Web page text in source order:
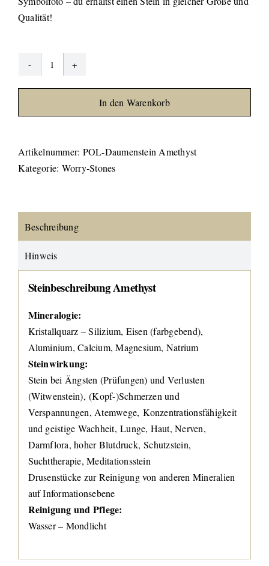
Qualität!
Amethyst
"Worry-
Menge
In den Warenkorb
Artikelnummer: POL-Daumenstein Amethyst
Kategorie: Worry-Stones
Beschreibung
Hinweis
Steinbeschreibung Amethyst
Mineralogie:
Kristallquarz – Silizium, Eisen (farbgebend),
Aluminium, Calcium, Magnesium, Natrium
Steinwirkung:
Stein bei Ängsten (Prüfungen) und Verlusten
(Witwenstein), (Kopf-)Schmerzen und
Verspannungen, Atemwege, Konzentrationsfähigkeit
und geistige Wachheit, Lunge, Haut, Nerven,
Darmflora, hoher Blutdruck, Schutzstein,
Suchttherapie, Meditationsstein
Drusenstücke zur Reinigung von anderen Mineralien
auf Informationsebene
Reinigung und Pflege:
Wasser – Mondlicht